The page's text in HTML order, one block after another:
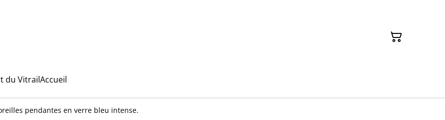
du VitrailAccueil
pendantes en verre bleu intense.